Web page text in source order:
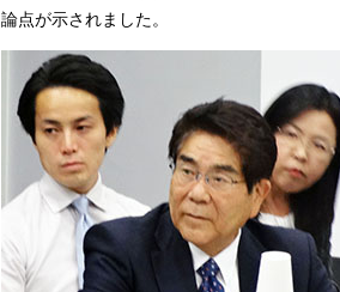
論点が示されました。